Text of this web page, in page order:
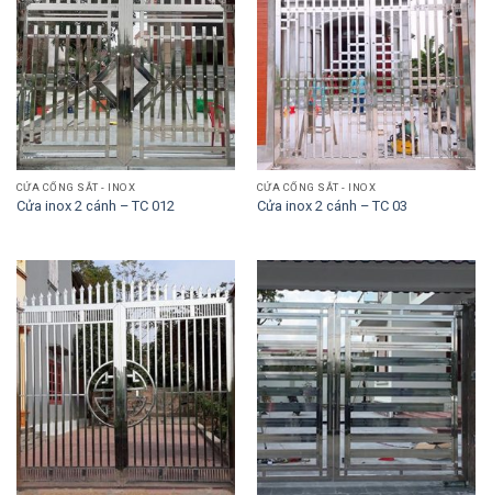
CỬA CỔNG SẮT - INOX
Cửa inox 2 cánh – TC 012
CỬA CỔNG SẮT - INOX
Cửa inox 2 cánh – TC 03